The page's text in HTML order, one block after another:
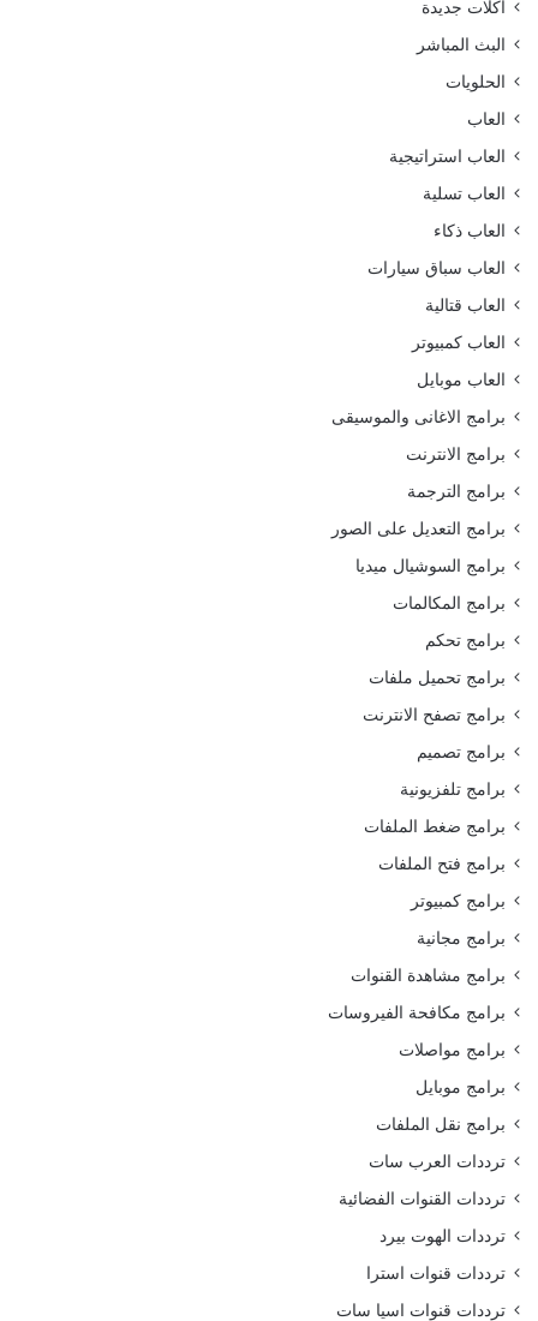
أكلات جديدة
البث المباشر
الحلويات
العاب
العاب استراتيجية
العاب تسلية
العاب ذكاء
العاب سباق سيارات
العاب قتالية
العاب كمبيوتر
العاب موبايل
برامج الاغانى والموسيقى
برامج الانترنت
برامج الترجمة
برامج التعديل على الصور
برامج السوشيال ميديا
برامج المكالمات
برامج تحكم
برامج تحميل ملفات
برامج تصفح الانترنت
برامج تصميم
برامج تلفزيونية
برامج ضغط الملفات
برامج فتح الملفات
برامج كمبيوتر
برامج مجانية
برامج مشاهدة القنوات
برامج مكافحة الفيروسات
برامج مواصلات
برامج موبايل
برامج نقل الملفات
ترددات العرب سات
ترددات القنوات الفضائية
ترددات الهوت بيرد
ترددات قنوات استرا
ترددات قنوات اسيا سات